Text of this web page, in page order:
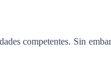
competentes. Sin